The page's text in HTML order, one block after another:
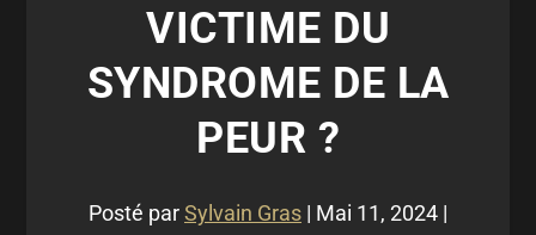
VICTIME DU
SYNDROME DE LA
PEUR ?
Posté parSylvain Gras | Mai 11, 2024 |